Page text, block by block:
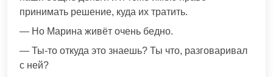
принимать решение, куда их тратить.
— Но Марина живёт очень бедно.
— Ты-то откуда это знаешь? Ты что, разговаривал
с ней?